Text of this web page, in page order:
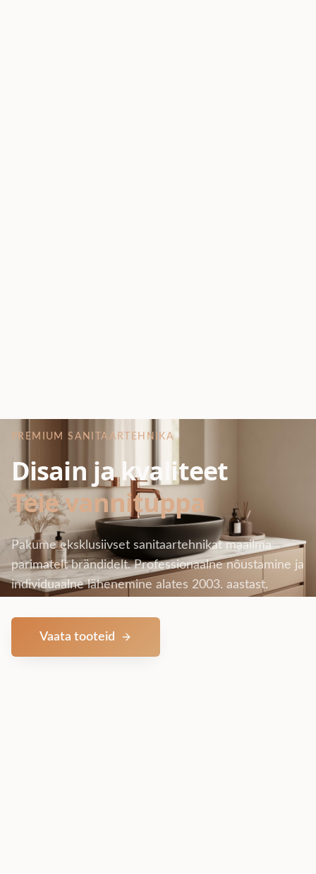
PREMIUM SANITAARTEHNIKA
Disain ja kvaliteet
Teie vannituppa
Pakume eksklusiivset sanitaartehnikat maailma
parimatelt brändidelt. Professionaalne nõustamine ja
individuaalne lähenemine alates 2003. aastast.
Vaata tooteid